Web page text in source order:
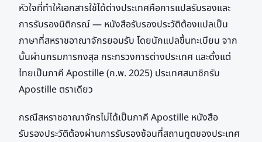
หัวใจที่ทำให้เอกสารใช้ได้ต่างประเทศคือการแปลรับรองและ
การรับรองนิติกรณ์ — หนังสือรับรองประวัติต้องแปลเป็น
ภาษาที่สหราชอาณาจักรยอมรับ โดยนักแปลขึ้นทะเบียน จาก
นั้นผ่านกรมการกงสุล กระทรวงการต่างประเทศ และตั้งแต่
ไทยเป็นภาคี Apostille (ก.พ. 2025) ประเทศสมาชิกรับ
Apostille ตราเดียว
กรณีสหราชอาณาจักรไม่ได้เป็นภาคี Apostille หนังสือ
รับรองประวัติต้องผ่านการรับรองซ้อนที่สถานทูตของประเทศ